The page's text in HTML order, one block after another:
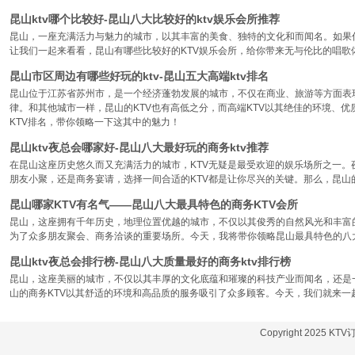
昆山ktv哪个比较好-昆山八大比较好的ktv娱乐会所推荐
昆山，一座充满活力与魅力的城市，以其丰富的美食、独特的文化和而闻名。如
让我们一起来看看，昆山有哪些比较好的KTV娱乐会所，给你带来无与伦比的唱歌
昆山市区周边有哪些好玩的ktv-昆山五大高端ktv排名
昆山位于江苏省苏州市，是一个经济蓬勃发展的城市，不仅在商业、旅游等方面
律。和其他城市一样，昆山的KTV也有高低之分，而高端KTV以其绝佳的环境、
KTV排名，带你领略一下这其中的魅力！
昆山ktv夜总会哪家好-昆山八大最好玩的商务ktv推荐
在昆山这座历史悠久而又充满活力的城市，KTV无疑是最受欢迎的娱乐场所之一
朋友小聚，还是商务宴请，选择一间合适的KTV都是让你尽兴的关键。那么，昆
昆山哪家KTV有名气——昆山八大最具特色的商务KTV会所
昆山，这座拥有千年历史，地理位置优越的城市，不仅以其俊秀的自然风光和丰
为了众多朋友聚会、商务洽谈的重要场所。今天，我将带你领略昆山最具特色的
昆山ktv夜总会排行榜-昆山八大质量最好的商务ktv排行榜
昆山，这座美丽的城市，不仅以其丰厚的文化底蕴和璀璨的科技产业而闻名，还
山的商务KTV以其舒适的环境和高品质的服务吸引了众多顾客。今天，我们就来
Copyright 2025 KTV